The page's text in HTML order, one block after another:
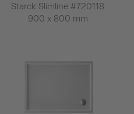
Starck Slimline #720118
900 x 800 mm